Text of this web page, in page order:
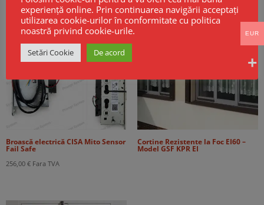
Broască electrică CISA Mito Sensor
Fail Safe
256,00 € Fara TVA
Cortine Rezistente la Foc EI60 –
Model GSF KPR EI
experiență online. Prin continuarea navigării acceptați
utilizarea cookie-urilor în conformitate cu politica
noastră privind cookie-urile.
Setări Cookie De acord
EUR